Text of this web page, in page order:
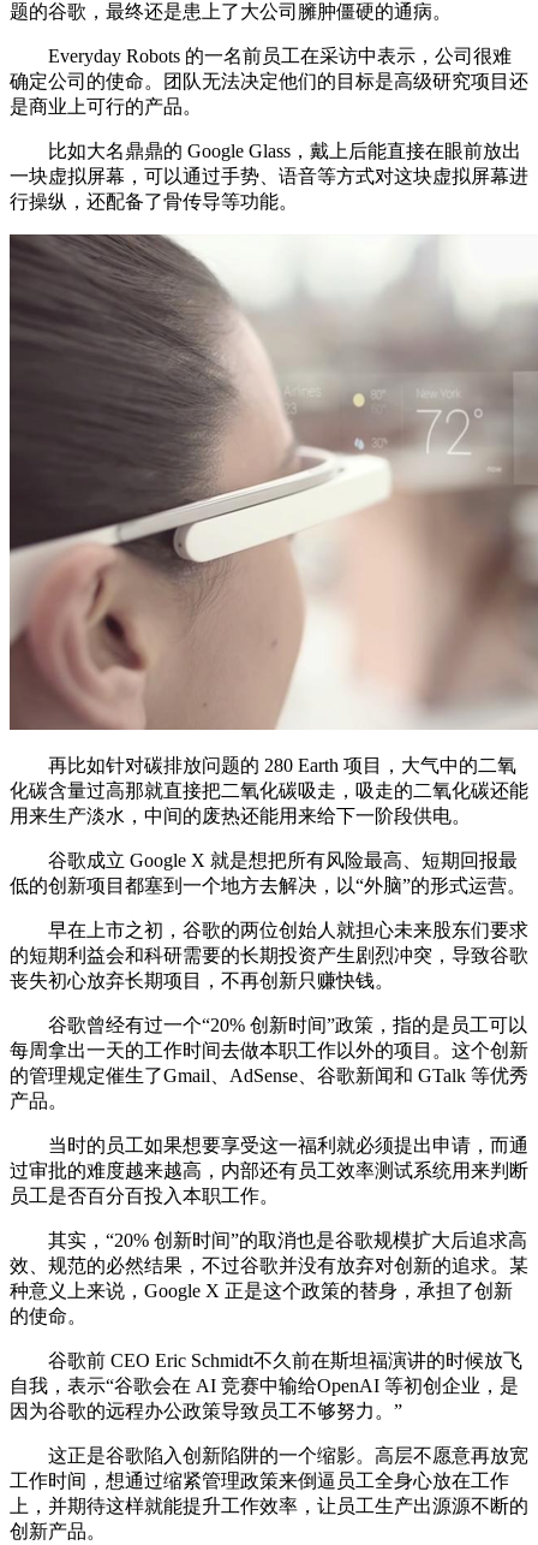
题的谷歌，最终还是患上了大公司臃肿僵硬的通病。
Everyday Robots 的一名前员工在采访中表示，公司很难
确定公司的使命。团队无法决定他们的目标是高级研究项目还
是商业上可行的产品。
比如大名鼎鼎的 Google Glass，戴上后能直接在眼前放出
一块虚拟屏幕，可以通过手势、语音等方式对这块虚拟屏幕进
行操纵，还配备了骨传导等功能。
再比如针对碳排放问题的 280 Earth 项目，大气中的二氧
化碳含量过高那就直接把二氧化碳吸走，吸走的二氧化碳还能
用来生产淡水，中间的废热还能用来给下一阶段供电。
谷歌成立 Google X 就是想把所有风险最高、短期回报最
低的创新项目都塞到一个地方去解决，以“外脑”的形式运营。
早在上市之初，谷歌的两位创始人就担心未来股东们要求
的短期利益会和科研需要的长期投资产生剧烈冲突，导致谷歌
丧失初心放弃长期项目，不再创新只赚快钱。
谷歌曾经有过一个“20% 创新时间”政策，指的是员工可以
每周拿出一天的工作时间去做本职工作以外的项目。这个创新
的管理规定催生了Gmail、AdSense、谷歌新闻和 GTalk 等优秀
产品。
当时的员工如果想要享受这一福利就必须提出申请，而通
过审批的难度越来越高，内部还有员工效率测试系统用来判断
员工是否百分百投入本职工作。
其实，“20% 创新时间”的取消也是谷歌规模扩大后追求高
效、规范的必然结果，不过谷歌并没有放弃对创新的追求。某
种意义上来说，Google X 正是这个政策的替身，承担了创新
的使命。
谷歌前 CEO Eric Schmidt不久前在斯坦福演讲的时候放飞
自我，表示“谷歌会在 AI 竞赛中输给OpenAI 等初创企业，是
因为谷歌的远程办公政策导致员工不够努力。”
这正是谷歌陷入创新陷阱的一个缩影。高层不愿意再放宽
工作时间，想通过缩紧管理政策来倒逼员工全身心放在工作
上，并期待这样就能提升工作效率，让员工生产出源源不断的
创新产品。